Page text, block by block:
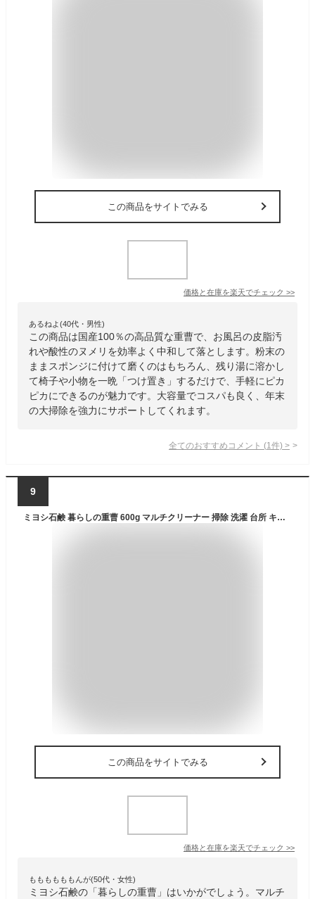
この商品をサイトでみる
価格と在庫を楽天でチェック >>
あるねよ(40代・男性)
この商品は国産100％の高品質な重曹で、お風呂の皮脂汚
れや酸性のヌメリを効率よく中和して落とします。粉末の
ままスポンジに付けて磨くのはもちろん、残り湯に溶かし
て椅子や小物を一晩「つけ置き」するだけで、手軽にピカ
ピカにできるのが魅力です。大容量でコスパも良く、年末
の大掃除を強力にサポートしてくれます。
全てのおすすめコメント (1 件) >
9
ミヨシ石鹸 暮らしの重曹 600g マルチクリーナー 掃除 洗濯 台所 キッチン シンク 湯垢 排水口 換気扇 グリル 洗剤 油汚れ 食器 調理用具 日本製
この商品をサイトでみる
価格と在庫を楽天でチェック >>
ももももももんが(50代・女性)
ミヨシ石鹸の「暮らしの重曹」はいかがでしょう。マルチ